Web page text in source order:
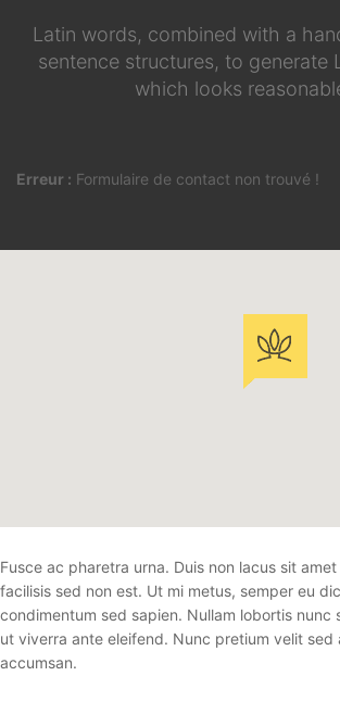
Latin words, combined with a
sentence structures, to generate
which looks
Erreur : Formulaire de contact non trouvé !
Fusce ac pharetra urna. Duis non lacus sit
facilisis sed non est. Ut mi metus, semper eu
condimentum sed sapien. Nullam lobortis nunc
ut viverra ante eleifend. Nunc pretium velit sed
accumsan.